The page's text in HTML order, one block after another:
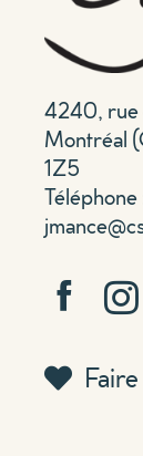
4240, rue
Montréal
1Z5